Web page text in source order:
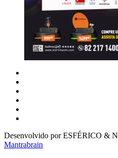
Desenvolvido por ESFÉRICO &
Mantrabrain